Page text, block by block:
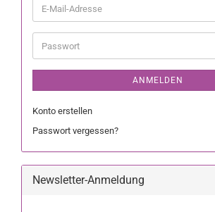
ANMELDEN
Konto erstellen
Passwort vergessen?
Newsletter-Anmeldung